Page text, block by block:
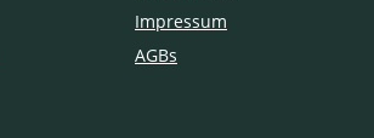
Impressum
AGBs